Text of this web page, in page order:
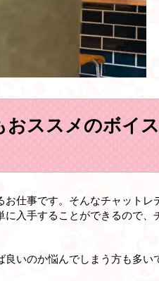
ススメのボイ
仕事です。そんなチャット
入手することができるので
いのか悩んでしまう方も多